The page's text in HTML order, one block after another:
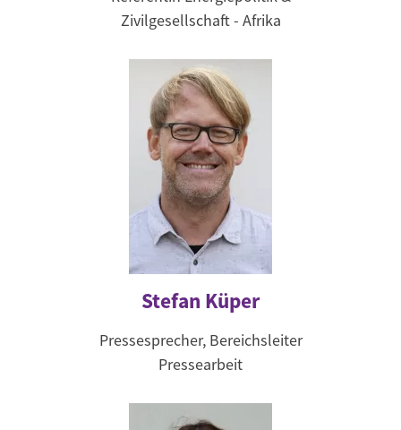
Zivilgesellschaft - Afrika
Stefan Küper
Pressesprecher, Bereichsleiter
Pressearbeit